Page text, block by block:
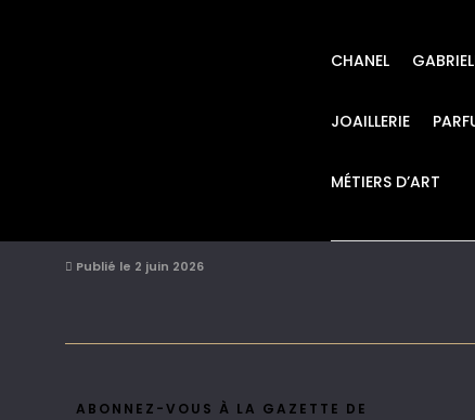
CHANEL
JOAILLERIE
MÉTIERS D’ART
Publié le 2 juin 2026
ABONNEZ-VOUS À LA GAZETTE DE